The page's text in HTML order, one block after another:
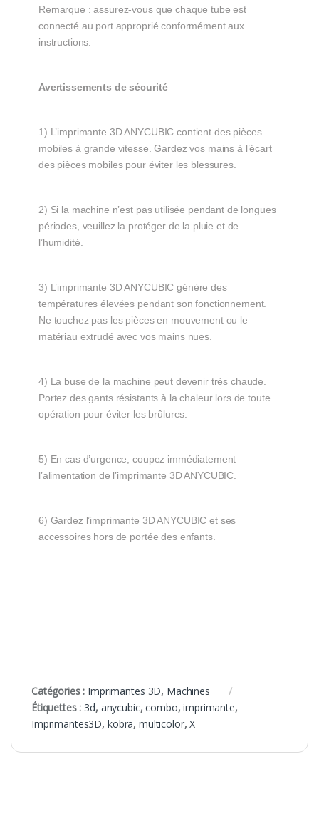
Remarque : assurez-vous que chaque tube est
connecté au port approprié conformément aux
instructions.
Avertissements de sécurité
1) L’imprimante 3D ANYCUBIC contient des pièces
mobiles à grande vitesse. Gardez vos mains à l’écart
des pièces mobiles pour éviter les blessures.
2) Si la machine n’est pas utilisée pendant de longues
périodes, veuillez la protéger de la pluie et de
l’humidité.
3) L’imprimante 3D ANYCUBIC génère des
températures élevées pendant son fonctionnement.
Ne touchez pas les pièces en mouvement ou le
matériau extrudé avec vos mains nues.
4) La buse de la machine peut devenir très chaude.
Portez des gants résistants à la chaleur lors de toute
opération pour éviter les brûlures.
5) En cas d’urgence, coupez immédiatement
l’alimentation de l’imprimante 3D ANYCUBIC.
6) Gardez l’imprimante 3D ANYCUBIC et ses
accessoires hors de portée des enfants.
Catégories : Imprimantes 3D, Machines
Étiquettes : 3d, anycubic,combo,imprimante,
Imprimantes3D, kobra, multicolor,X